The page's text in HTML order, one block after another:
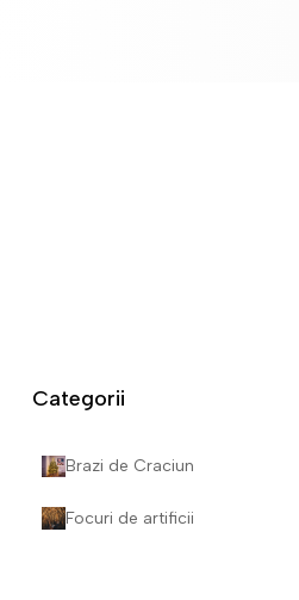
Categorii
Brazi de Craciun
Focuri de artificii